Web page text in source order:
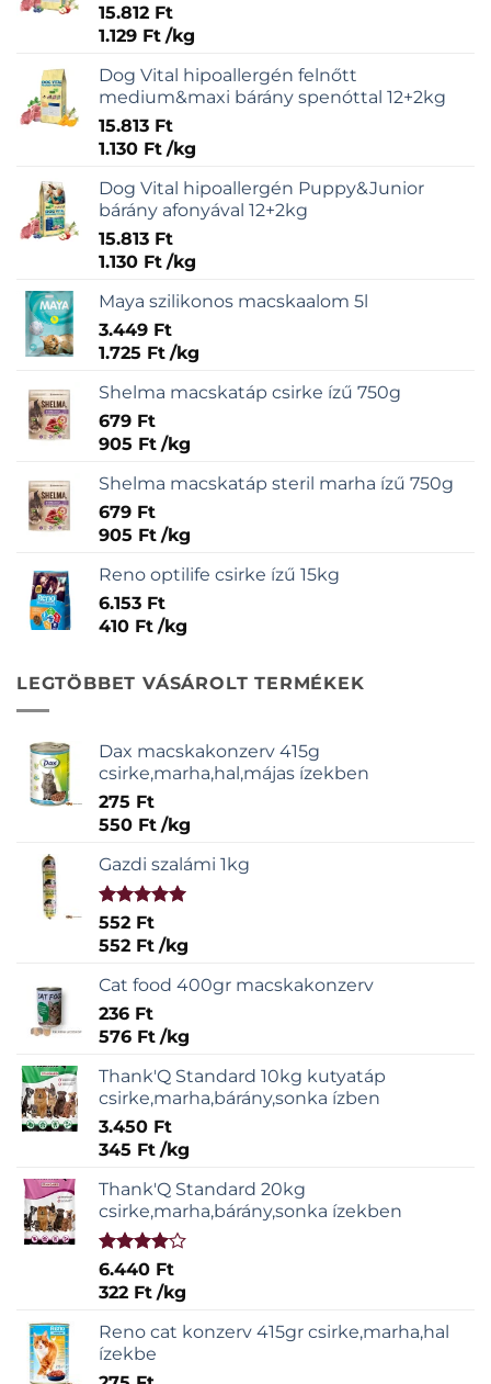
15.812 Ft
1.129 Ft /kg
Dog Vital hipoallergén felnőtt
medium&maxi bárány spenóttal 12+2kg
15.813 Ft
1.130 Ft /kg
Dog Vital hipoallergén Puppy&Junior
bárány afonyával 12+2kg
15.813 Ft
1.130 Ft /kg
Maya szilikonos macskaalom 5l
3.449 Ft
1.725 Ft /kg
Shelma macskatáp csirke ízű 750g
679 Ft
905 Ft /kg
Shelma macskatáp steril marha ízű 750g
679 Ft
905 Ft /kg
Reno optilife csirke ízű 15kg
6.153 Ft
410 Ft /kg
LEGTÖBBET VÁSÁROLT TERMÉKEK
Dax macskakonzerv 415g
csirke,marha,hal,májas ízekben
275 Ft
550 Ft /kg
Gazdi szalámi 1kg
Értékelés:
5.00/ 5
552 Ft
552 Ft /kg
Cat food 400gr macskakonzerv
236 Ft
576 Ft /kg
Thank'Q Standard 10kg kutyatáp
csirke,marha,bárány,sonka ízben
3.450 Ft
345 Ft /kg
Thank'Q Standard 20kg
csirke,marha,bárány,sonka ízekben
Értékelés:
4.00 / 5
6.440 Ft
322 Ft /kg
Reno cat konzerv 415gr csirke,marha,hal
ízekbe